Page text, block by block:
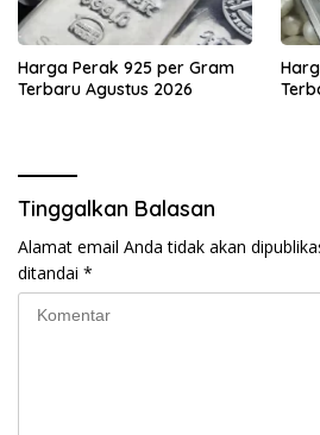
Harga Perak 925 per Gram
Terbaru Agustus 2026
Tinggalkan Balasan
Alamat email Anda tidak akan
ditandai *